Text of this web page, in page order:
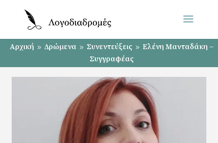
Αρχική 9 Δρώμενα 9 Συνεντεύξεις 9 Ελένη Μανταδάκη –
Συγγραφέας